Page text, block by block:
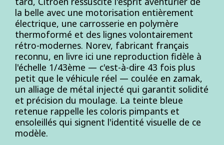
la belle avec une motorisation entièrement
électrique, une carrosserie en polymère
thermoformé et des lignes volontairement
rétro-modernes. Norev, fabricant français
reconnu, en livre ici une reproduction fidèle à
l'échelle 1/43ème — c'est-à-dire 43 fois plus
petit que le véhicule réel — coulée en zamak,
un alliage de métal injecté qui garantit solidité
et précision du moulage. La teinte bleue
retenue rappelle les coloris pimpants et
ensoleillés qui signent l'identité visuelle de ce
modèle.